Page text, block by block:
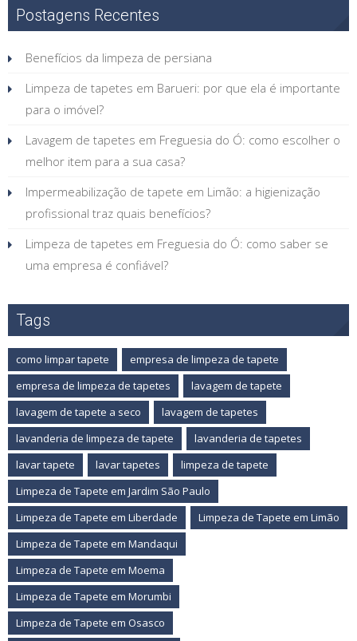
Postagens Recentes
Benefícios da limpeza de persiana
Limpeza de tapetes em Barueri: por que ela é importante
para o imóvel?
Lavagem de tapetes em Freguesia do Ó: como escolher o
melhor item para a sua casa?
Impermeabilização de tapete em Limão: a higienização
profissional traz quais benefícios?
Limpeza de tapetes em Freguesia do Ó: como saber se
uma empresa é confiável?
Tags
como limpar tapete
empresa de limpeza de tapete
empresa de limpeza de tapetes
lavagem de tapete
lavagem de tapete a seco
lavagem de tapetes
lavanderia de limpeza de tapete
lavanderia de tapetes
lavar tapete
lavar tapetes
limpeza de tapete
Limpeza de Tapete em Jardim São Paulo
Limpeza de Tapete em Liberdade
Limpeza de Tapete em Limão
Limpeza de Tapete em Mandaqui
Limpeza de Tapete em Moema
Limpeza de Tapete em Morumbi
Limpeza de Tapete em Osasco